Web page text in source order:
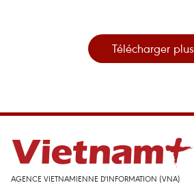
Télécharger plus
AGENCE VIETNAMIENNE D'INFORMATION (VNA)